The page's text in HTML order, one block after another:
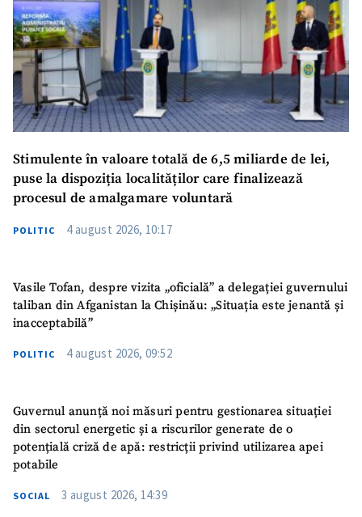
Stimulente în valoare totală de 6,5 miliarde de lei,
puse la dispoziția localităților care finalizează
procesul de amalgamare voluntară
POLITIC 4 august 2026, 10:17
Vasile Tofan, despre vizita „oficială” a delegației guvernului
taliban din Afganistan la Chișinău: „Situația este jenantă și
inacceptabilă”
POLITIC 4 august 2026, 09:52
Guvernul anunță noi măsuri pentru gestionarea situației
din sectorul energetic și a riscurilor generate de o
potențială criză de apă: restricții privind utilizarea apei
potabile
SOCIAL 3 august 2026, 14:39